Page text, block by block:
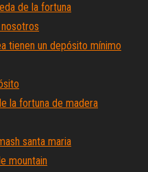
de la fortuna
tienen un depósito mínimo
la fortuna de madera
santa maria
mountain